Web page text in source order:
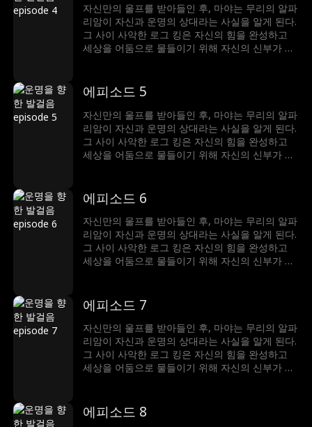
자신만의 울프를 받아들인 후, 마야는 무리의 알파
리암이 자신과 운명의 상대라는 사실을 알게 된다.
그 사이 사악한 로그 킹은 자신의 힘을 완성하고
세상을 어둠으로 물들이기 위해 자신의 신부가 될
변화를 어떻게 받아들여야 할 것인가
에피소드 5
자신만의 울프를 받아들인 후, 마야는 무리의 알파
리암이 자신과 운명의 상대라는 사실을 알게 된다.
그 사이 사악한 로그 킹은 자신의 힘을 완성하고
세상을 어둠으로 물들이기 위해 자신의 신부가 될
변화를 어떻게 받아들여야 할 것인가
에피소드 6
자신만의 울프를 받아들인 후, 마야는 무리의 알파
리암이 자신과 운명의 상대라는 사실을 알게 된다.
그 사이 사악한 로그 킹은 자신의 힘을 완성하고
세상을 어둠으로 물들이기 위해 자신의 신부가 될
변화를 어떻게 받아들여야 할 것인가
에피소드 7
자신만의 울프를 받아들인 후, 마야는 무리의 알파
리암이 자신과 운명의 상대라는 사실을 알게 된다.
그 사이 사악한 로그 킹은 자신의 힘을 완성하고
세상을 어둠으로 물들이기 위해 자신의 신부가 될
변화를 어떻게 받아들여야 할 것인가
에피소드 8